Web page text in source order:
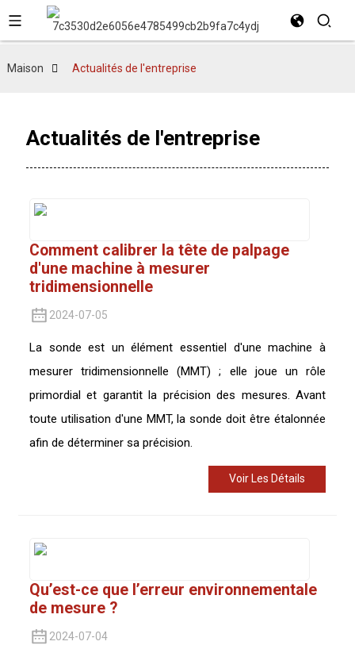
Maison Actualités de l'entreprise
Actualités de l'entreprise
Comment calibrer la tête de palpage
d'une machine à mesurer
tridimensionnelle
2024-07-05
La sonde est un élément essentiel d'une machine à
mesurer tridimensionnelle (MMT) ; elle joue un rôle
primordial et garantit la précision des mesures. Avant
toute utilisation d'une MMT, la sonde doit être étalonnée
afin de déterminer sa précision.
Voir Les Détails
Qu’est-ce que l’erreur environnementale
de mesure ?
2024-07-04